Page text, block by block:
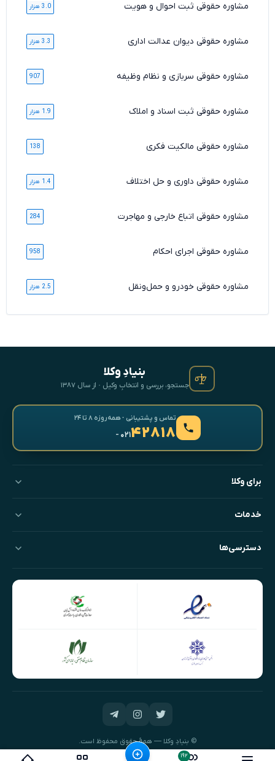
۱۹۲
مشاوره حقوقی ثبت احوال و هویت 3.0 هزار
مشاوره حقوقی دیوان عدالت اداری 3.3 هزار
مشاوره حقوقی سربازی و نظام وظیفه 907
مشاوره حقوقی ثبت اسناد و املاک 1.9 هزار
مشاوره حقوقی مالکیت فکری 138
مشاوره حقوقی داوری و حل اختلاف 1.4 هزار
مشاوره حقوقی اتباع خارجی و مهاجرت 284
مشاوره حقوقی اجرای احکام 958
مشاوره حقوقی خودرو و حمل‌ونقل 2.5 هزار
بنیادِ وکلا
جستجو، بررسی و انتخابِ وکیل · از سال ۱۳۸۷
تماس و پشتیبانی · همه‌روزه ۸ تا ۲۴
۴۲۸۱۸- ۰۲۱
برای وکلا
خدمات
دسترسی‌ها
© بنیادِ وکلا — همهٔ حقوق محفوظ است.
طراحی و توسعه:نیک‌داده‌پرداز